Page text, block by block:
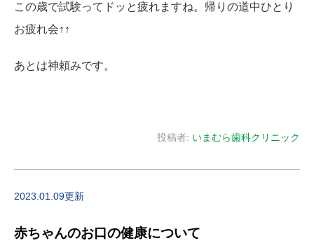
この歳で試験ってドッと疲れますね。帰りの道中ひとり
お疲れ会↑↑
あとは神頼みです。
投稿者: いまむら歯科クリニック
2023.01.09更新
赤ちゃんのお口の健康について